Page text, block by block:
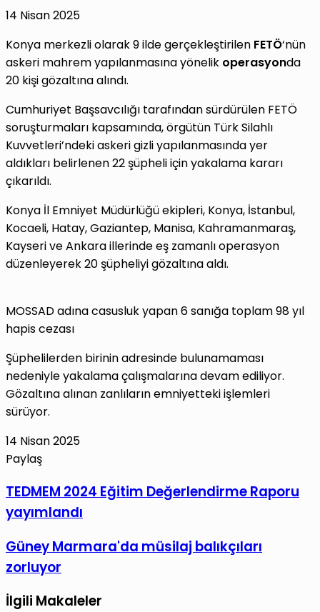
14 Nisan 2025
Konya merkezli olarak 9 ilde gerçekleştirilen FETÖ‘nün
askeri mahrem yapılanmasına yönelik operasyonda
20 kişi gözaltına alındı.
Cumhuriyet Başsavcılığı tarafından sürdürülen FETÖ
soruşturmaları kapsamında, örgütün Türk Silahlı
Kuvvetleri’ndeki askeri gizli yapılanmasında yer
aldıkları belirlenen 22 şüpheli için yakalama kararı
çıkarıldı.
Konya İl Emniyet Müdürlüğü ekipleri, Konya, İstanbul,
Kocaeli, Hatay, Gaziantep, Manisa, Kahramanmaraş,
Kayseri ve Ankara illerinde eş zamanlı operasyon
düzenleyerek 20 şüpheliyi gözaltına aldı.
MOSSAD adına casusluk yapan 6 sanığa toplam 98 yıl
hapis cezası
Şüphelilerden birinin adresinde bulunamaması
nedeniyle yakalama çalışmalarına devam ediliyor.
Gözaltına alınan zanlıların emniyetteki işlemleri
sürüyor.
14 Nisan 2025
Paylaş
Posta
ile
TEDMEM
2024
Eğitim
Değerlendirme
Raporu
yayımlandı
TEDMEM 2024 Eğitim Değerlendirme Raporu
yayımlandı
Güney
Marmara'da
müsilaj
balıkçıları
Güney Marmara'da müsilaj balıkçıları
zorluyor
İlgili Makaleler